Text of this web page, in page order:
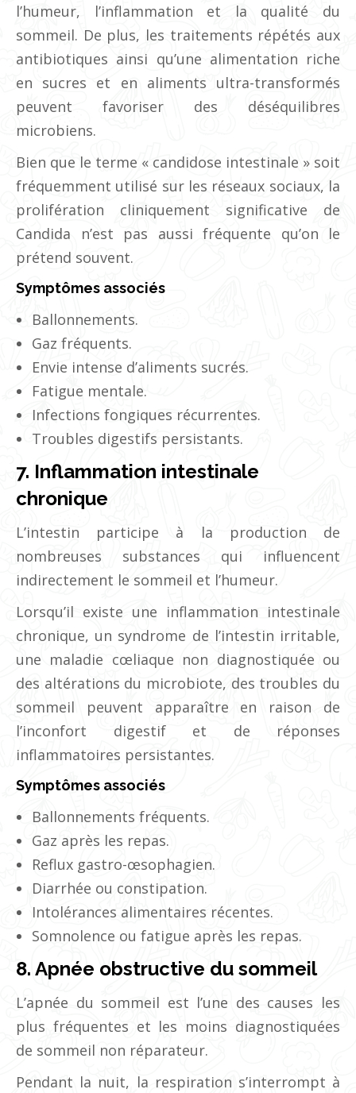
l’humeur, l’inflammation et la qualité du
sommeil. De plus, les traitements répétés aux
antibiotiques ainsi qu’une alimentation riche
en sucres et en aliments ultra-transformés
peuvent favoriser des déséquilibres
microbiens.
Bien que le terme « candidose intestinale » soit
fréquemment utilisé sur les réseaux sociaux, la
prolifération cliniquement significative de
Candida n’est pas aussi fréquente qu’on le
prétend souvent.
Symptômes associés
Ballonnements.
Gaz fréquents.
Envie intense d’aliments sucrés.
Fatigue mentale.
Infections fongiques récurrentes.
Troubles digestifs persistants.
7. Inflammation intestinale
chronique
L’intestin participe à la production de
nombreuses substances qui influencent
indirectement le sommeil et l’humeur.
Lorsqu’il existe une inflammation intestinale
chronique, un syndrome de l’intestin irritable,
une maladie cœliaque non diagnostiquée ou
des altérations du microbiote, des troubles du
sommeil peuvent apparaître en raison de
l’inconfort digestif et de réponses
inflammatoires persistantes.
Symptômes associés
Ballonnements fréquents.
Gaz après les repas.
Reflux gastro-œsophagien.
Diarrhée ou constipation.
Intolérances alimentaires récentes.
Somnolence ou fatigue après les repas.
8. Apnée obstructive du sommeil
L’apnée du sommeil est l’une des causes les
plus fréquentes et les moins diagnostiquées
de sommeil non réparateur.
Pendant la nuit, la respiration s’interrompt à